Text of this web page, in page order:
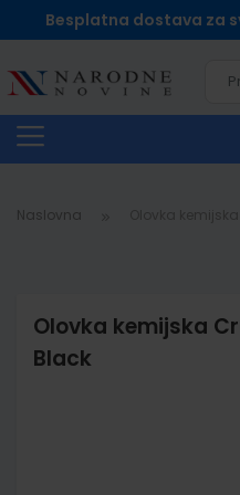
Besplatna dostava za
Naslovna
Olovka kemijska
Black